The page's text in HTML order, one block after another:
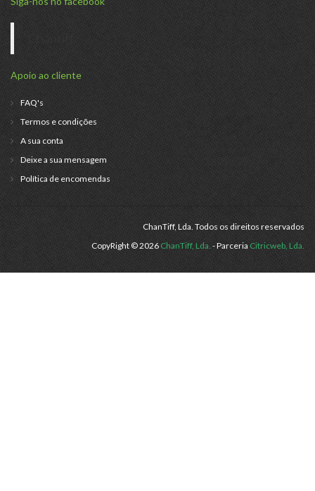
Apoio ao cliente
FAQ's
Termos e condições
A sua conta
Deixe a sua mensagem
Política de encomendas
ChanTiff, Lda. Todos os direitos reservados
CopyRight © 2026 ChanTiff, Lda. - Parceria Citricweb, Lda.